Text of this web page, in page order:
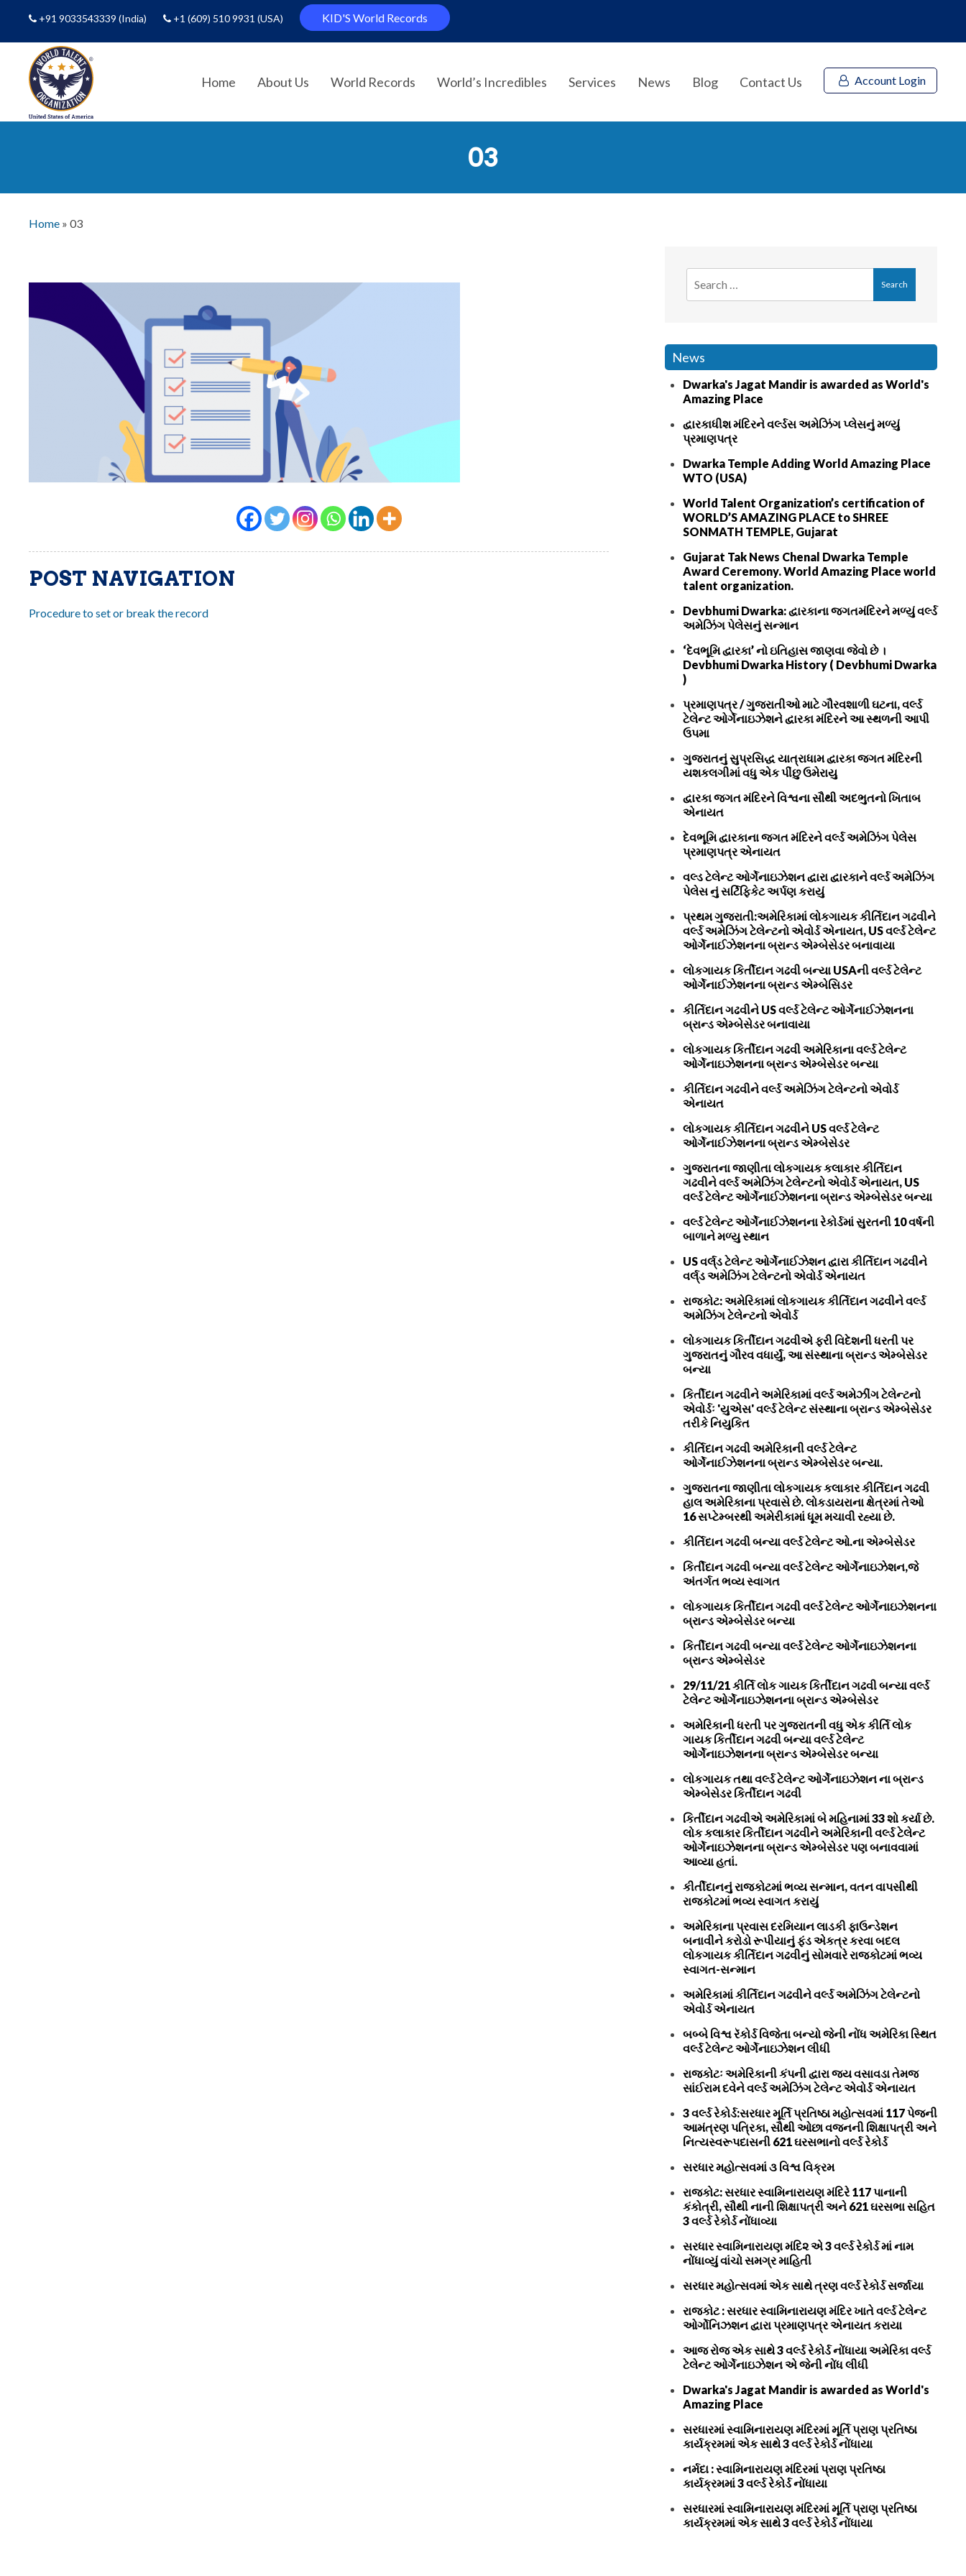
+91 9033543339(India) +1 (609) 510 9931 (USA) KID'S World Records
Home About Us World Records World’s Incredibles Services News Blog Contact Us Account Login
03
Home » 03
POST NAVIGATION
Procedure to set or break the record
News
Dwarka's Jagat Mandir is awarded as World's
Amazing Place
દ્વારકાધીશ મંદિરને વર્લ્ડસ અમેઝિંગ પ્લેસનું મળ્યું
પ્રમાણપત્ર
Dwarka Temple Adding World Amazing Place
WTO (USA)
World Talent Organization’s certification of
WORLD’S AMAZING PLACE to SHREE
SONMATH TEMPLE, Gujarat
Gujarat Tak News Chenal Dwarka Temple
Award Ceremony. World Amazing Place world
talent organization.
Devbhumi Dwarka: દ્વારકાના જગતમંદિરને મળ્યું વર્લ્ડ
અમેઝિંગ પેલેસનું સન્માન
‘દેવભૂમિ દ્વારકા’ નો ઇતિહાસ જાણવા જેવો છે ।
Devbhumi Dwarka History ( Devbhumi Dwarka
)
પ્રમાણપત્ર / ગુજરાતીઓ માટે ગૌરવશાળી ઘટના, વર્લ્ડ
ટેલેન્ટ ઓર્ગેનાઇઝેશને દ્વારકા મંદિરને આ સ્થળની આપી
ઉપમા
ગુજરાતનું સુપ્રસિદ્ધ યાત્રાધામ દ્વારકા જગત મંદિરની
યશકલગીમાં વધુ એક પીંછુ ઉમેરાયુ
દ્વારકા જગત મંદિરને વિશ્વના સૌથી અદભુતનો ખિતાબ
એનાયત
દેવભૂમિ દ્વારકાના જગત મંદિરને વર્લ્ડ અમેઝિંગ પેલેસ
પ્રમાણપત્ર એનાયત
વલ્ડ ટેલેન્ટ ઓર્ગેનાઇઝેશન દ્વારા દ્વારકાને વર્લ્ડ અમેઝિંગ
પેલેસ નું સર્ટિફિકેટ અર્પણ કરાયું
પ્રથમ ગુજરાતી:અમેરિકામાં લોકગાયક કીર્તિદાન ગઢવીને
વર્લ્ડ અમેઝિંગ ટેલેન્ટનો એવોર્ડ એનાયત, US વર્લ્ડ ટેલેન્ટ
ઓર્ગેનાઈઝેશનના બ્રાન્ડ એમ્બેસેડર બનાવાયા
લોકગાયક કિર્તીદાન ગઢવી બન્યા USAની વર્લ્ડ ટેલેન્ટ
ઓર્ગેનાઈઝેશનના બ્રાન્ડ એમ્બેસિડર
કીર્તિદાન ગઢવીને US વર્લ્ડ ટેલેન્ટ ઓર્ગેનાઈઝેશનના
બ્રાન્ડ એમ્બેસેડર બનાવાયા
લોકગાયક કિર્તીદાન ગઢવી અમેરિકાના વર્લ્ડ ટેલેન્ટ
ઓર્ગેનાઇઝેશનના બ્રાન્ડ એમ્બેસેડર બન્યા
કીર્તિદાન ગઢવીને વર્લ્ડ અમેઝિંગ ટેલેન્ટનો એવોર્ડ
એનાયત
લોકગાયક કીર્તિદાન ગઢવીને US વર્લ્ડ ટેલેન્ટ
ઓર્ગેનાઈઝેશનના બ્રાન્ડ એમ્બેસેડર
ગુજરાતના જાણીતા લોકગાયક કલાકાર કીર્તિદાન
ગઢવીને વર્લ્ડ અમેઝિંગ ટેલેન્ટનો એવોર્ડ એનાયત, US
વર્લ્ડ ટેલેન્ટ ઓર્ગેનાઈઝેશનના બ્રાન્ડ એમ્બેસેડર બન્યા
વર્લ્ડ ટેલેન્ટ ઓર્ગેનાઈઝેશનના રેકોર્ડમાં સુરતની 10 વર્ષની
બાળાને મળ્યુ સ્થાન
US વર્લ્‌ડ ટેલેન્ટ ઓર્ગેનાઈઝેશન દ્વારા કીર્તિદાન ગઢવીને
વર્લ્‌ડ અમેઝિંગ ટેલેન્ટનો એવોર્ડ એનાયત
રાજકોટ: અમેરિકામાં લોકગાયક કીર્તિદાન ગઢવીને વર્લ્ડ
અમેઝિંગ ટેલેન્ટનો એવોર્ડ
લોકગાયક કિર્તીદાન ગઢવીએ ફરી વિદેશની ધરતી પર
ગુજરાતનું ગૌરવ વધાર્યું, આ સંસ્થાના બ્રાન્ડ એમ્બેસેડર
બન્યા
કિર્તીદાન ગઢવીને અમેરિકામાં વર્લ્ડ અમેઝીંગ ટેલેન્ટનો
એવોર્ડઃ 'યુએસ' વર્લ્ડ ટેલેન્ટ સંસ્થાના બ્રાન્ડ એમ્બેસેડર
તરીકે નિયુકિત
કીર્તિદાન ગઢવી અમેરિકાની વર્લ્ડ ટેલેન્ટ
ઓર્ગેનાઈઝેશનના બ્રાન્ડ એમ્બેસેડર બન્યા.
ગુજરાતના જાણીતા લોકગાયક કલાકાર કીર્તિદાન ગઢવી
હાલ અમેરિકાના પ્રવાસે છે. લોકડાયરાના ક્ષેત્રમાં તેઓ
16 સપ્ટેમ્બરથી અમેરીકામાં ધૂમ મચાવી રહ્યા છે.
કીર્તિદાન ગઢવી બન્યા વર્લ્ડ ટેલેન્ટ ઓ.ના એમ્બેસેડર
કિર્તીદાન ગઢવી બન્યા વર્લ્ડ ટેલેન્ટ ઓર્ગેનાઇઝેશન,જે
અંતર્ગત ભવ્ય સ્વાગત
લોકગાયક કિર્તીદાન ગઢવી વર્લ્ડ ટેલેન્ટ ઓર્ગેનાઇઝેશનના
બ્રાન્ડ એમ્બેસેડર બન્યા
કિર્તીદાન ગઢવી બન્યા વર્લ્ડ ટેલેન્ટ ઓર્ગેનાઇઝેશનના
બ્રાન્ડ એમ્બેસેડર
29/11/21 કીર્તિ લોક ગાયક કિર્તીદાન ગઢવી બન્યા વર્લ્ડ
ટેલેન્ટ ઓર્ગેનાઇઝેશનના બ્રાન્ડ એમ્બેસેડર
અમેરિકાની ધરતી પર ગુજરાતની વધુ એક કીર્તિ લોક
ગાયક કિર્તીદાન ગઢવી બન્યા વર્લ્ડ ટેલેન્ટ
ઓર્ગેનાઇઝેશનના બ્રાન્ડ એમ્બેસેડર બન્યા
લોકગાયક તથા વર્લ્ડ ટેલેન્ટ ઓર્ગેનાઇઝેશન ના બ્રાન્ડ
એમ્બેસેડર કિર્તીદાન ગઢવી
કિર્તીદાન ગઢવીએ અમેરિકામાં બે મહિનામાં 33 શો કર્યા છે.
લોક કલાકાર કિર્તીદાન ગઢવીને અમેરિકાની વર્લ્ડ ટેલેન્ટ
ઓર્ગેનાઇઝેશનના બ્રાન્ડ એમ્બેસેડર પણ બનાવવામાં
આવ્યા હતાં.
કીર્તીદાનનું રાજકોટમાં ભવ્ય સન્માન, વતન વાપસીથી
રાજકોટમાં ભવ્ય સ્વાગત કરાયું
અમેરિકાના પ્રવાસ દરમિયાન લાડકી ફાઉન્ડેશન
બનાવીને કરોડો રૂપીયાનું ફંડ એકત્ર કરવા બદલ
લોકગાયક કીર્તિદાન ગઢવીનું સોમવારે રાજકોટમાં ભવ્ય
સ્વાગત-સન્માન
અમેરિકામાં કીર્તિદાન ગઢવીને વર્લ્ડ અમેઝિંગ ટેલેન્ટનો
એવોર્ડ એનાયત
બબ્બે વિશ્વ રૅકોર્ડ વિજેતા બન્યો જેની નોંધ અમેરિકા સ્થિત
વર્લ્ડ ટેલેન્ટ ઓર્ગેનાઇઝેશન લીધી
રાજકોટઃ અમેરિકાની કંપની દ્વારા જય વસાવડા તેમજ
સાંઈરામ દવેને વર્લ્ડ અમેઝિંગ ટેલેન્ટ એવોર્ડ એનાયત
3 વર્લ્ડ રેકોર્ડ:સરધાર મૂર્તિ પ્રતિષ્ઠા મહોત્સવમાં 117 પેજની
આમંત્રણ પત્રિકા, સૌથી ઓછા વજનની શિક્ષાપત્રી અને
નિત્યસ્વરૂપદાસની 621 ઘરસભાનો વર્લ્ડ રેકોર્ડ
સરધાર મહોત્સવમાં ૩ વિશ્વ વિક્રમ
રાજકોટ: સરધાર સ્વામિનારાયણ મંદિરે 117 પાનાની
કંકોત્રી, સૌથી નાની શિક્ષાપત્રી અને 621 ઘરસભા સહિત
3 વર્લ્ડ રેકોર્ડ નોંધાવ્યા
સરધાર સ્વામિનારાયણ મંદિ૨ એ 3 વર્લ્ડ રેકોર્ડ માં નામ
નોંધાવ્યું વાંચો સમગ્ર માહિતી
સરધાર મહોત્સવમાં એક સાથે ત્રણ વર્લ્ડ રેકોર્ડ સર્જાયા
રાજકોટ : સરધાર સ્વામિનારાયણ મંદિર ખાતે વર્લ્ડ ટેલેન્ટ
ઓર્ગોનિઝશન દ્વારા પ્રમાણપત્ર એનાયત કરાયા
આજ રોજ એક સાથે 3 વર્લ્ડ રેકોર્ડ નોંધાયા અમેરિકા વર્લ્ડ
ટેલેન્ટ ઓર્ગેનાઇઝેશન એ જેની નોંધ લીધી
Dwarka's Jagat Mandir is awarded as World's
Amazing Place
સરધારમાં સ્વામિનારાયણ મંદિરમાં મૂર્તિ પ્રાણ પ્રતિષ્ઠા
કાર્યક્રમમાં એક સાથે 3 વર્લ્ડ રેકોર્ડ નોંધાયા
નર્મદા : સ્વામિનારાયણ મંદિરમાં પ્રાણ પ્રતિષ્ઠા
કાર્યક્રમમાં 3 વર્લ્ડ રેકોર્ડ નોંધાયા
સરધારમાં સ્વામિનારાયણ મંદિરમાં મૂર્તિ પ્રાણ પ્રતિષ્ઠા
કાર્યક્રમમાં એક સાથે 3 વર્લ્ડ રેકોર્ડ નોંધાયા